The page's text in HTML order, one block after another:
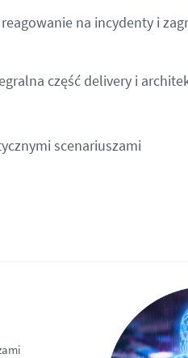
na incydenty i
część delivery i
scenariuszami